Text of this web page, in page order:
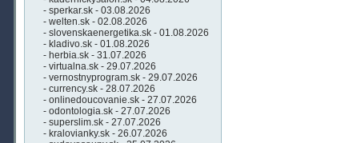
- sperkar.sk - 03.08.2026
- welten.sk - 02.08.2026
- slovenskaenergetika.sk - 01.08.2026
- kladivo.sk - 01.08.2026
- herbia.sk - 31.07.2026
- virtualna.sk - 29.07.2026
- vernostnyprogram.sk - 29.07.2026
- currency.sk - 28.07.2026
- onlinedoucovanie.sk - 27.07.2026
- odontologia.sk - 27.07.2026
- superslim.sk - 27.07.2026
- kralovianky.sk - 26.07.2026